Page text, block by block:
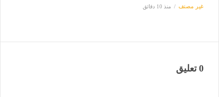
غير مصنف منذ 10 دقائق
0 تعليق